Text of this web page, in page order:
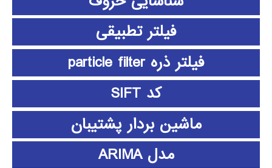
فیلتر تطبیقی
فیلتر ذره particle filter
کد SIFT
ماشین بردار پشتیبان
مدل ARIMA